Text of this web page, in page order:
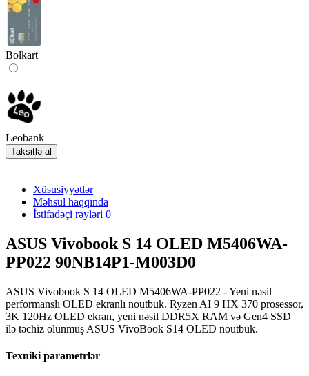
Bolkart
Leobank
Taksitlə al
Xüsusiyyətlər
Məhsul haqqında
İstifadəçi rəyləri 0
ASUS Vivobook S 14 OLED M5406WA-
PP022 90NB14P1-M003D0
ASUS Vivobook S 14 OLED M5406WA-PP022 - Yeni nəsil
performanslı OLED ekranlı noutbuk. Ryzen AI 9 HX 370 prosessor,
3K 120Hz OLED ekran, yeni nəsil DDR5X RAM və Gen4 SSD
ilə təchiz olunmuş ASUS VivoBook S14 OLED noutbuk.
Texniki parametrlər